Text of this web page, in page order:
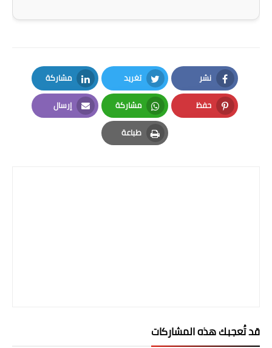
نشر
Facebook
تغريد
Twitter
مشاركة
LinkedIn
حفظ
Pinterest
مشاركة
Whatsapp
إرسال
Email
طباعة
Print
قد تُعجبك هذه المشاركات